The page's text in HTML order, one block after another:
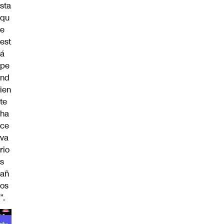
sta
qu
e
est
á
pe
nd
ien
te
ha
ce
va
rio
s
añ
os
”.